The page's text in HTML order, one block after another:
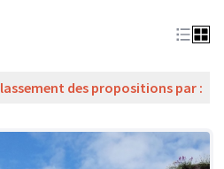
des propositions par :